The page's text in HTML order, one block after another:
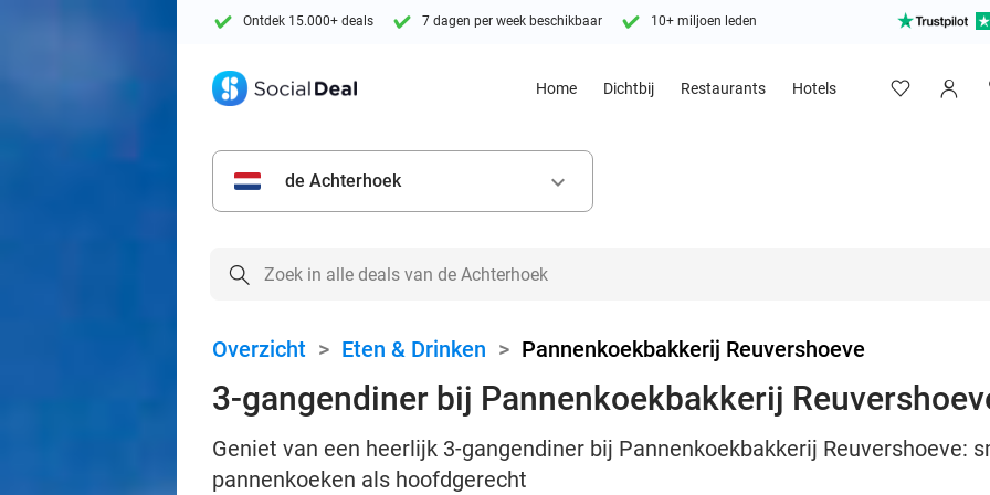
Ontdek 15.000+ deals 7 dagen per week beschikbaar 10+ miljoen leden
Home Dichtbij Restaurants Hotels
de Achterhoek keyboard_arrow_down
Overzicht > Eten & Drinken > Pannenkoekbakkerij Reuvershoeve
3-gangendiner bij Pannenkoekbakkerij
Geniet van een heerlijk 3-gangendiner bij Pannenkoekbakkerij Reuvershoeve:
pannenkoeken als hoofdgerecht